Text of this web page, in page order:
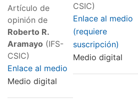
Artículo de
opinión de
Roberto R.
Aramayo (IFS-
CSIC)
Enlace al medio
Medio digital
CSIC)
Enlace al medio
(requiere
suscripción)
Medio digital